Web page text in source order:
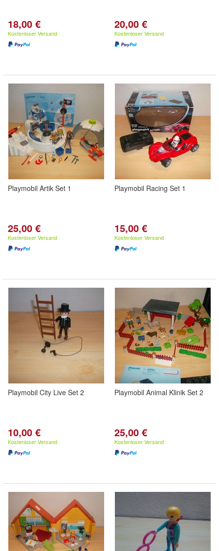
18,00 €
Kostenloser Versand
20,00 €
Kostenloser Versand
Playmobil Artik Set 1
25,00 €
Kostenloser Versand
Playmobil Racing Set 1
15,00 €
Kostenloser Versand
Playmobil City Live Set 2
10,00 €
Kostenloser Versand
Playmobil Animal Klinik Set 2
25,00 €
Kostenloser Versand